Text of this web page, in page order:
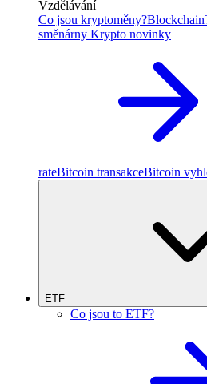
Vzdělávání
Co jsou kryptoměny?Blockchain
směnárny Krypto novinky
rateBitcoin transakceBitcoin
ETF
Co jsou to ETF?